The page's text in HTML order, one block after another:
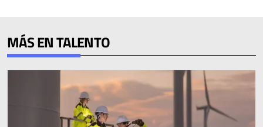
MÁS EN TALENTO